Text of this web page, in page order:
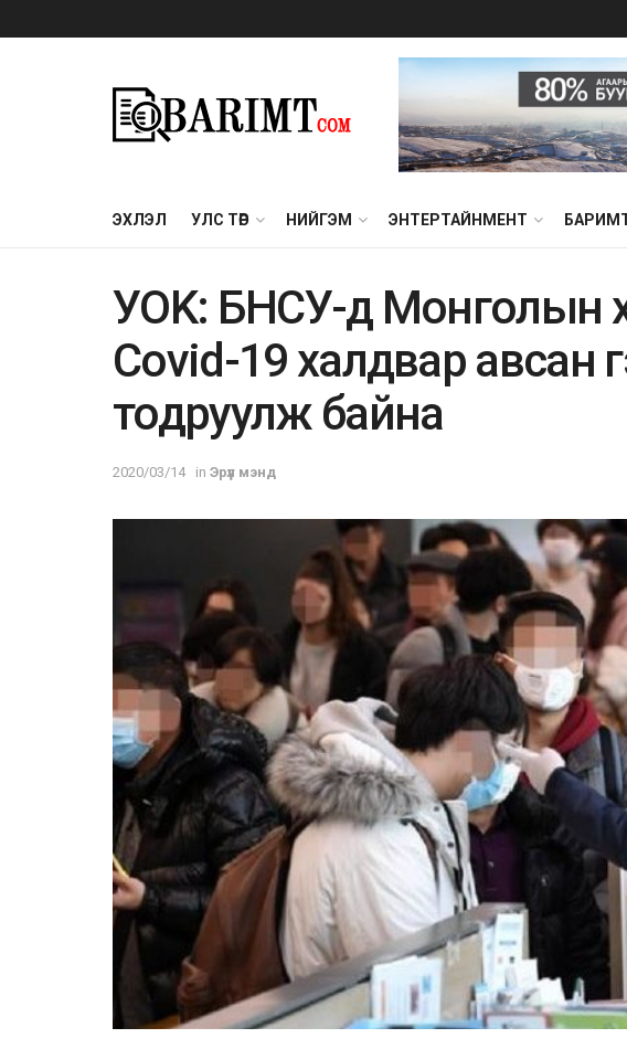
ЭХЛЭЛ УЛС ТӨР НИЙГЭМ ЭНТЕРТАЙНМЕНТ
УOK: БНСУ-д Монголын
Covid-19 халдвар авсан
тодруулж байна
2020/03/14 in Эрүүл мэнд